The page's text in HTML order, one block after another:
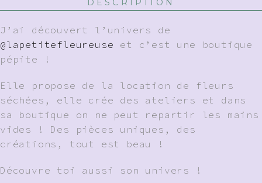
J’ai découvert l’univers de
@lapetitefleureuse et c’est une boutique
pépite !
Elle propose de la location de fleurs
séchées, elle crée des ateliers et dans
sa boutique on ne peut repartir les mains
vides ! Des pièces uniques, des
créations, tout est beau !
Découvre toi aussi son univers !